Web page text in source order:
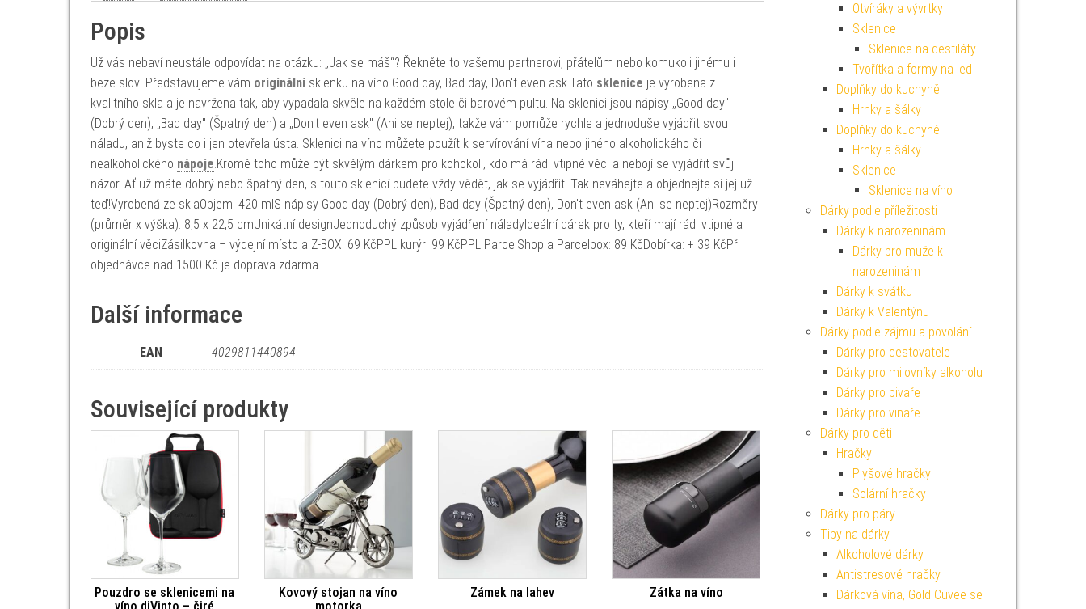
Popis
Už vás nebaví neustále odpovídat na otázku: „Jak se máš“? Řekněte to vašemu partnerovi, přátelům nebo komukoli jinému i
beze slov! Představujeme vám originálnísklenku na víno Good day, Bad day, Don't even ask.Tato sklenice je vyrobena z
kvalitního skla a je navržena tak, aby vypadala skvěle na každém stole či barovém pultu. Na sklenici jsou nápisy „Good day"
(Dobrý den), „Bad day" (Špatný den) a „Don't even ask" (Ani se neptej), takže vám pomůže rychle a jednoduše vyjádřit svou
náladu, aniž byste co i jen otevřela ústa. Sklenici na víno můžete použít k servírování vína nebo jiného alkoholického či
nealkoholického nápoje.Kromě toho může být skvělým dárkem pro kohokoli, kdo má rádi vtipné věci a nebojí se vyjádřit svůj
názor. Ať už máte dobrý nebo špatný den, s touto sklenicí budete vždy vědět, jak se vyjádřit. Tak neváhejte a objednejte si jej už
teď!Vyrobená ze sklaObjem: 420 mlS nápisy Good day (Dobrý den), Bad day (Špatný den), Don't even ask (Ani se neptej)Rozměry
(průměr x výška): 8,5 x 22,5 cmUnikátní designJednoduchý způsob vyjádření náladyIdeální dárek pro ty, kteří mají rádi vtipné a
originální věciZásilkovna – výdejní místo a Z-BOX: 69 KčPPL kurýr: 99 KčPPL ParcelShop a Parcelbox: 89 KčDobírka: + 39 KčPři
objednávce nad 1500 Kč je doprava zdarma.
Další informace
EAN 4029811440894
Související produkty
Pouzdro se sklenicemi na
víno diVinto – čiré
Kovový stojan na víno
motorka
Zámek na lahev Zátka na víno
Otvíráky a vývrtky
Sklenice
Sklenice na destiláty
Tvořítka a formy na led
Doplňky do kuchyně
Hrnky a šálky
Doplňky do kuchyně
Hrnky a šálky
Sklenice
Sklenice na víno
Dárky podle příležitosti
Dárky k narozeninám
Dárky pro muže k
narozeninám
Dárky k svátku
Dárky k Valentýnu
Dárky podle zájmu a povolání
Dárky pro cestovatele
Dárky pro milovníky alkoholu
Dárky pro pivaře
Dárky pro vinaře
Dárky pro děti
Hračky
Plyšové hračky
Solární hračky
Dárky pro páry
Tipy na dárky
Alkoholové dárky
Antistresové hračky
Dárková vína, Gold Cuvee se